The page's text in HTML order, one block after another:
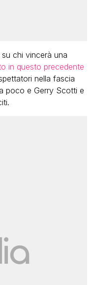
chi vincerà una
in questo precedente
nella fascia
poco e Gerry Scotti e